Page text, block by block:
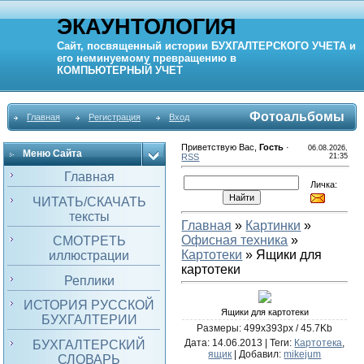
ЭКАУНТОЛОГИЯ
Сайт, посвященный истории БУХГАЛТЕРСКОГО УЧЕТА и
его неминуемому превращению в
КОМПЬЮТЕРНЫЙ УЧЕТ
Главная Регистрация Вход Фотоальбомы
Меню Сайта
Главная
ЧИТАТЬ/СКАЧАТЬ
тексты
СМОТРЕТЬ
иллюстрации
Реплики
ИСТОРИЯ РУССКОЙ
БУХГАЛТЕРИИ
БУХГАЛТЕРСКИЙ
СЛОВАРЬ
Приветствую Вас ,Гость ·
RSS
06.08.2026,
21:35
Личка:
Главная » Картинки »
Офисная техника »
Картотеки » Ящики для
картотеки
Ящики для картотеки
Размеры: 499x393px / 45.7Kb
Дата: 14.06.2013 |Теги: Картотека,
ящик |Добавил:mikejum